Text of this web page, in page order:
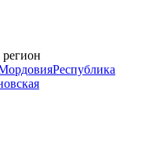
Республика